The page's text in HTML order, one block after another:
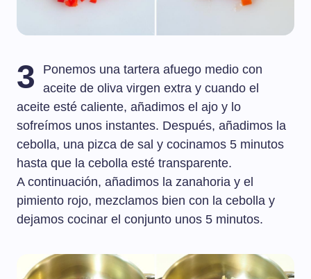
3
Ponemos una tartera afuego medio con
aceite de oliva virgen extra y cuando el
aceite esté caliente, añadimos el ajo y lo
sofreímos unos instantes. Después, añadimos la
cebolla, una pizca de sal y cocinamos 5 minutos
hasta que la cebolla esté transparente.
A continuación, añadimos la zanahoria y el
pimiento rojo, mezclamos bien con la cebolla y
dejamos cocinar el conjunto unos 5 minutos.